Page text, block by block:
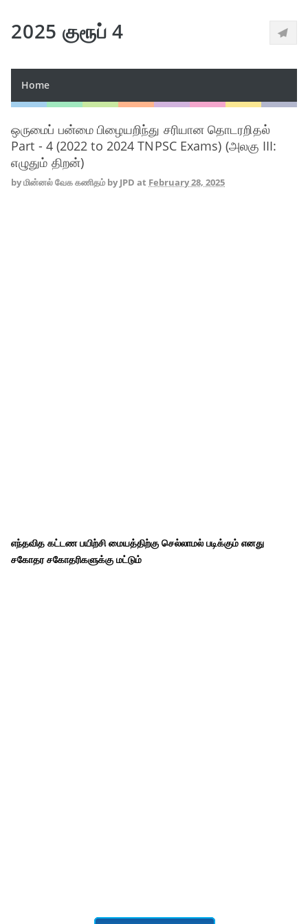
2025 குரூப் 4
Home
ஒருமைப் பன்மை பிழையறிந்து சரியான தொடரறிதல்
Part - 4 (2022 to 2024 TNPSC Exams) (அலகு III:
எழுதும் திறன்)
byமின்னல் வேக கணிதம் by JPD at February 28, 2025
எந்தவித கட்டண பயிற்சி மையத்திற்கு செல்லாமல் படிக்கும் எனது
சகோதர சகோதரிகளுக்கு மட்டும்